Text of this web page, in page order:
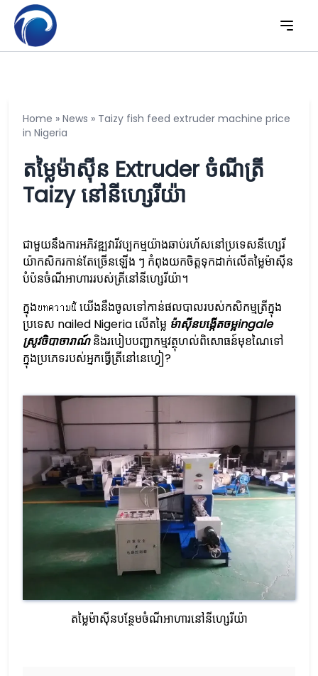
Home » News » Taizy fish feed extruder machine price
in Nigeria
តម្លៃម៉ាស៊ីន Extruder ចំណីត្រី
Taizy នៅនីហ្សេរីយ៉ា
ជាមួយនឹងការអភិវឌ្ឍវារីវប្បកម្មយ៉ាងឆាប់រហ័សនៅប្រទេសនីហ្សេរី
យ៉ាកសិករកាន់តែច្រើនឡើង ៗ កំពុងយកចិត្តទុកដាក់លើតម្លៃម៉ាស៊ីន
បំប៉នចំណីអាហាររបស់ត្រីនៅនីហ្សេរីយ៉ា។
ក្នុងบทความนี้ យើងនឹងចូលទៅកាន់ផលបាលរបស់កសិកម្មត្រីក្នុង
ប្រទេស nailed Nigeria លើតម្លៃ ម៉ាស៊ីនបង្កើតចម្អingale
ស្រូវចិបាចារាណ៍និងរបៀបបញ្ជាកម្មវត្ថុហល់ពិសោធន៍មុខណៃទៅ
ក្នុងប្រភេទរបស់អ្នកធ្វើត្រីនៅនេហ្វៀ?
តម្លៃម៉ាស៊ីនបន្ថែមចំណីអាហារនៅនីហ្សេរីយ៉ា